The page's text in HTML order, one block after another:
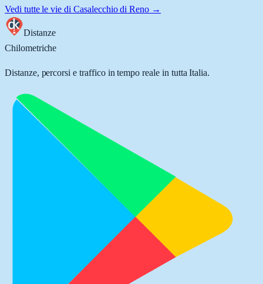
Vedi tutte le vie di Casalecchio di Reno →
Distanze
Chilometriche
Distanze, percorsi e traffico in tempo reale in tutta Italia.